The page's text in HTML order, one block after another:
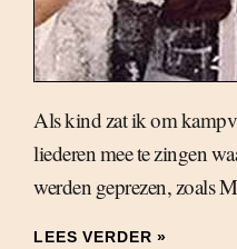
Als kind zat ik om
liederen mee te zingen
werden geprezen, zoals
LEES VERDER »